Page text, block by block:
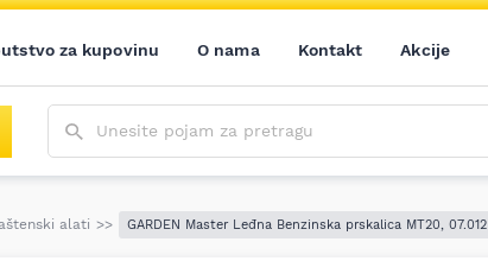
za kupovinu O nama Kontakt Akcije
alati >> GARDEN Master Leđna Benzinska prskalica MT20, 07.012